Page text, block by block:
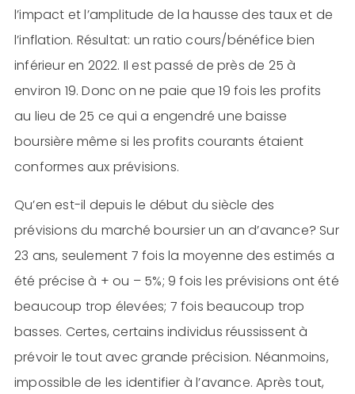
l’impact et l’amplitude de la hausse des taux et de
l’inflation. Résultat: un ratio cours/bénéfice bien
inférieur en 2022. Il est passé de près de 25 à
environ 19. Donc on ne paie que 19 fois les profits
au lieu de 25 ce qui a engendré une baisse
boursière même si les profits courants étaient
conformes aux prévisions.
Qu’en est-il depuis le début du siècle des
prévisions du marché boursier un an d’avance? Sur
23 ans, seulement 7 fois la moyenne des estimés a
été précise à + ou – 5%; 9 fois les prévisions ont été
beaucoup trop élevées; 7 fois beaucoup trop
basses. Certes, certains individus réussissent à
prévoir le tout avec grande précision. Néanmoins,
impossible de les identifier à l’avance. Après tout,